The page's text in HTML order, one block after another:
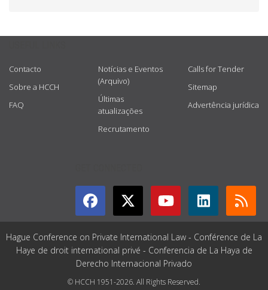
Contacto
Sobre a HCCH
FAQ
Notícias e Eventos
(Arquivo)
Últimas
atualizações
Recrutamento
Calls for Tender
Sitemap
Advertência jurídica
Hague Conference on Private International Law - Conférence de La
Haye de droit international privé - Conferencia de La Haya de
Derecho Internacional Privado
© HCCH 1951-2026. All Rights Reserved.